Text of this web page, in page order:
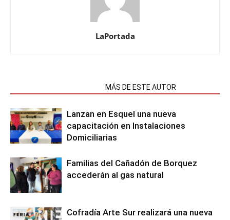
LaPortada
MÁS DE ESTE AUTOR
Lanzan en Esquel una nueva
capacitación en Instalaciones
Domiciliarias
Familias del Cañadón de Borquez
accederán al gas natural
Cofradía Arte Sur realizará una nueva